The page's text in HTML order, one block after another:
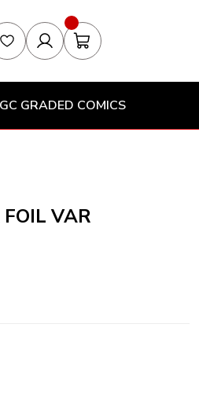
GRADED COMICS
VAR